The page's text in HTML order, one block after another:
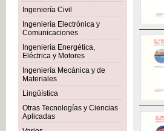
Ingeniería Civil
Ingeniería Electrónica y
Comunicaciones
Ingeniería Energética,
Eléctrica y Motores
Ingeniería Mecánica y de
Materiales
Lingüística
Otras Tecnologías y Ciencias
Aplicadas